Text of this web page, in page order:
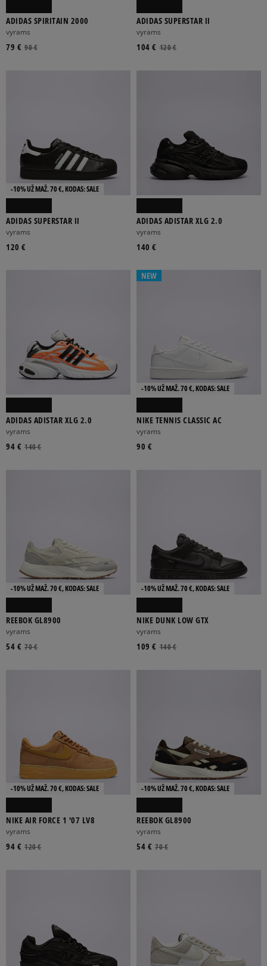
ADIDAS SPIRITAIN 2000
vyrams
90 €
79 €
ADIDAS SUPERSTAR II
vyrams
120 €
104 €
-10% UŽ MAŽ. 70 €, KODAS: SALE
ADIDAS SUPERSTAR II
vyrams
120 €
ADIDAS ADISTAR XLG 2.0
vyrams
140 €
ADIDAS ADISTAR XLG 2.0
vyrams
140 €
94 €
NEW
-10% UŽ MAŽ. 70 €, KODAS: SALE
NIKE TENNIS CLASSIC AC
vyrams
90 €
-10% UŽ MAŽ. 70 €, KODAS: SALE
REEBOK GL8900
vyrams
70 €
54 €
-10% UŽ MAŽ. 70 €, KODAS: SALE
NIKE DUNK LOW GTX
vyrams
140 €
109 €
-10% UŽ MAŽ. 70 €, KODAS: SALE
NIKE AIR FORCE 1 '07 LV8
vyrams
120 €
94 €
-10% UŽ MAŽ. 70 €, KODAS: SALE
REEBOK GL8900
vyrams
70 €
54 €